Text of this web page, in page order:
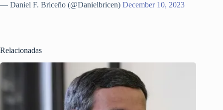
— Daniel F. Briceño (@Danielbricen) December 10, 2023
Relacionadas